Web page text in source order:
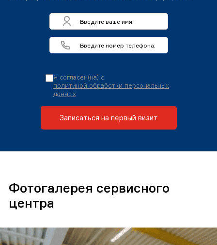
Я согласен(на) с
политикой обработки персональных
данных
Записаться на первый визит
Фотогалерея сервисного
центра